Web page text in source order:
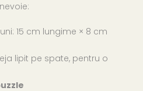
15 cm lungime × 8 cm
lipit pe spate, pentru o